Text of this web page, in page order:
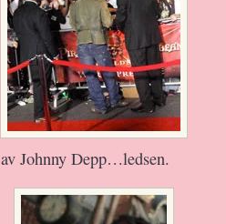
Johnny Depp…ledsen.